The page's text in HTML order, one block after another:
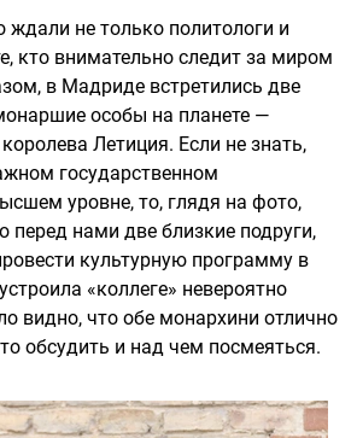
ждали не только политологи и
кто внимательно следит за миром
в Мадриде встретились две
особы на планете —
Летиция. Если не знать,
государственном
уровне, то, глядя на фото,
перед нами две близкие подруги,
культурную программу в
«коллеге» невероятно
видно, что обе монархини отлично
обсудить и над чем посмеяться.